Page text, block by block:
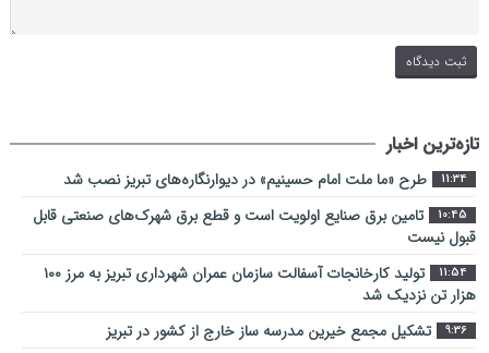
تازه‌ترین اخبار
11:34 طرح «ما ملت امام حسینیم» در دیوارنگاره‌های تبریز نصب شد
10:45
تامین برق صنایع اولویت است و قطع برق شهرک‌های صنعتی قابل
قبول نیست
11:54
تولید کارخانجات آسفالت سازمان عمران شهرداری تبریز به مرز ۱۰۰
هزار تن نزدیک شد
9:36 تشکیل مجمع خیرین مدرسه ‌ساز خارج از کشور در تبریز